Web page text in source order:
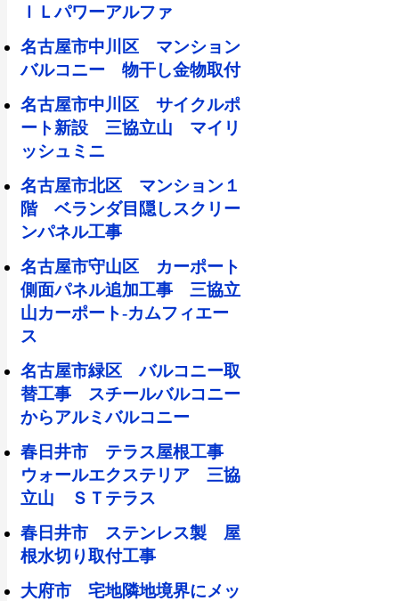
ＩＬパワーアルファ
名古屋市中川区 マンション
バルコニー 物干し金物取付
名古屋市中川区 サイクルポ
ート新設 三協立山 マイリ
ッシュミニ
名古屋市北区 マンション１
階 ベランダ目隠しスクリー
ンパネル工事
名古屋市守山区 カーポート
側面パネル追加工事 三協立
山カーポート-カムフィエー
ス
名古屋市緑区 バルコニー取
替工事 スチールバルコニー
からアルミバルコニー
春日井市 テラス屋根工事
ウォールエクステリア 三協
立山 ＳＴテラス
春日井市 ステンレス製 屋
根水切り取付工事
大府市 宅地隣地境界にメッ